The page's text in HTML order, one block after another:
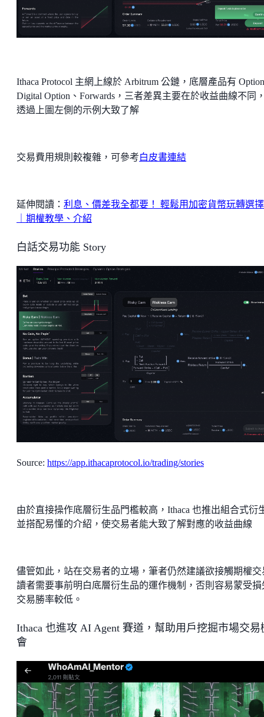
Ithaca Protocol 主網上線於 Arbitrum 公鏈，底層產品有
Digital Option、Forwards，三者差異主要在於收益曲線不同
透過上圖左側的示例大致了解
交易費用規則較複雜，可參考白皮書連結
延伸閱讀： 利息、價差我全都要！ 輕鬆用加密貨幣玩轉選
｜期權教學、介紹
白話交易功能 Story
Source: https://app.ithacaprotocol.io/trading/stories
由於直接操作底層衍生品門檻較高，Ithaca 也推出組合式衍
並搭配易懂的介紹，使交易者能大致了解對應的收益曲線
儘管如此，站在交易者的立場，筆者仍然建議欲接觸期權交
讀者需要事前明白底層衍生品的運作機制，否則容易蒙受損
交易勝率較低。
Ithaca 也進攻 AI Agent 賽道，幫助用戶挖掘市場交易
會